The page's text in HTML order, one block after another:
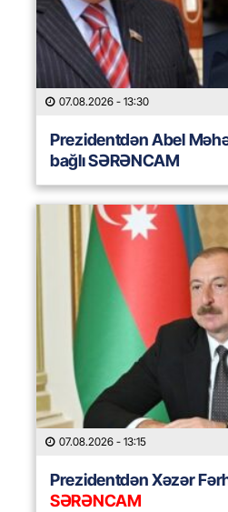
07.08.2026 - 13:30
Prezidentdən Abel
bağlı SƏRƏNCAM
07.08.2026 - 13:15
Prezidentdən Xəzər
SƏRƏNCAM